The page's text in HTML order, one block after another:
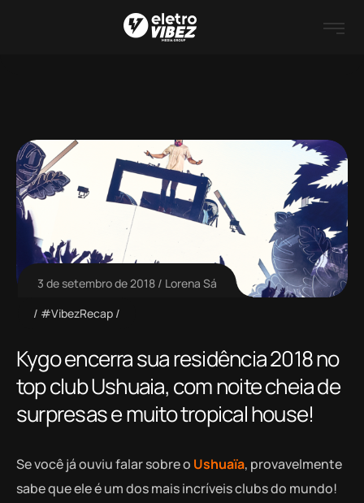
3 de setembro de 2018
Lorena Sá
#VibezRecap
Kygo encerra sua residência 2018 no
top club Ushuaia, com noite cheia de
surpresas e muito tropical house!
Se você já ouviu falar sobre o Ushuaïa, provavelmente
sabe que ele é um dos mais incríveis clubs do mundo!